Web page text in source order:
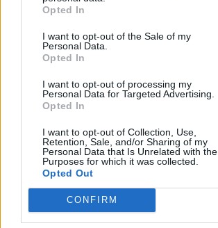
Opted In
I want to opt-out of the Sale of my
Personal Data.
Opted In
I want to opt-out of processing my
Personal Data for Targeted Advertising.
Opted In
I want to opt-out of Collection, Use,
Retention, Sale, and/or Sharing of my
Personal Data that Is Unrelated with the
Purposes for which it was collected.
Opted Out
CONFIRM